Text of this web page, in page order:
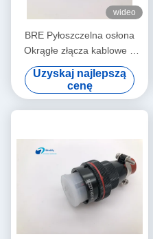
wideo
BRE Pyłoszczelna osłona
Okrągłe złącza kablowe 7
styków XC18T7ZH 5000
Cykle łączenia
Uzyskaj najlepszą
cenę